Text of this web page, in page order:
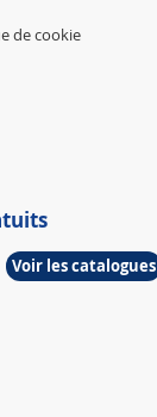
de cookie
Voir les catalogues